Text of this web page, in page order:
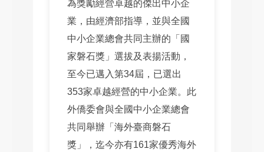
為獎勵經營卓越的傑出中小企
業，由經濟部指導，並與全國
中小企業總會共同主辦的「國
家磐石獎」選拔及表揚活動，
至今已邁入第34屆，已選出
353家卓越經營的中小企業。此
外僑委會與全國中小企業總會
共同舉辦「海外臺商磐石
獎」，迄今亦有161家優秀海外